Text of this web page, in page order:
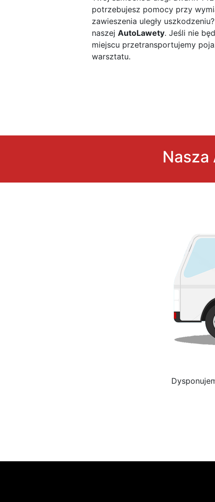
potrzebujesz pomocy przy
zawieszenia uległy
naszej AutoLawety. Jeśli nie
miejscu przetransportujemy
warsztatu.